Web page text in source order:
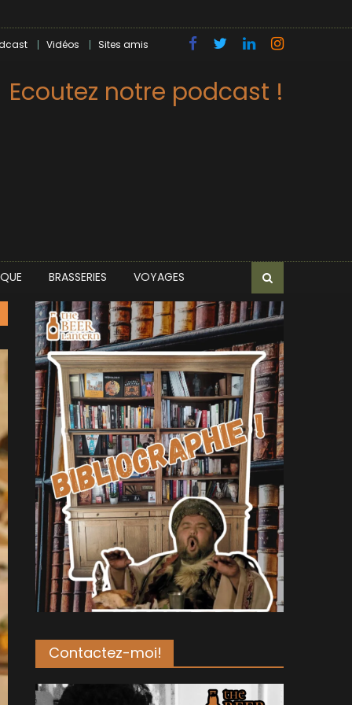
Vidéos Sites amis
Ecoutez notre podcast !
BRASSERIES VOYAGES
Contactez-moi!